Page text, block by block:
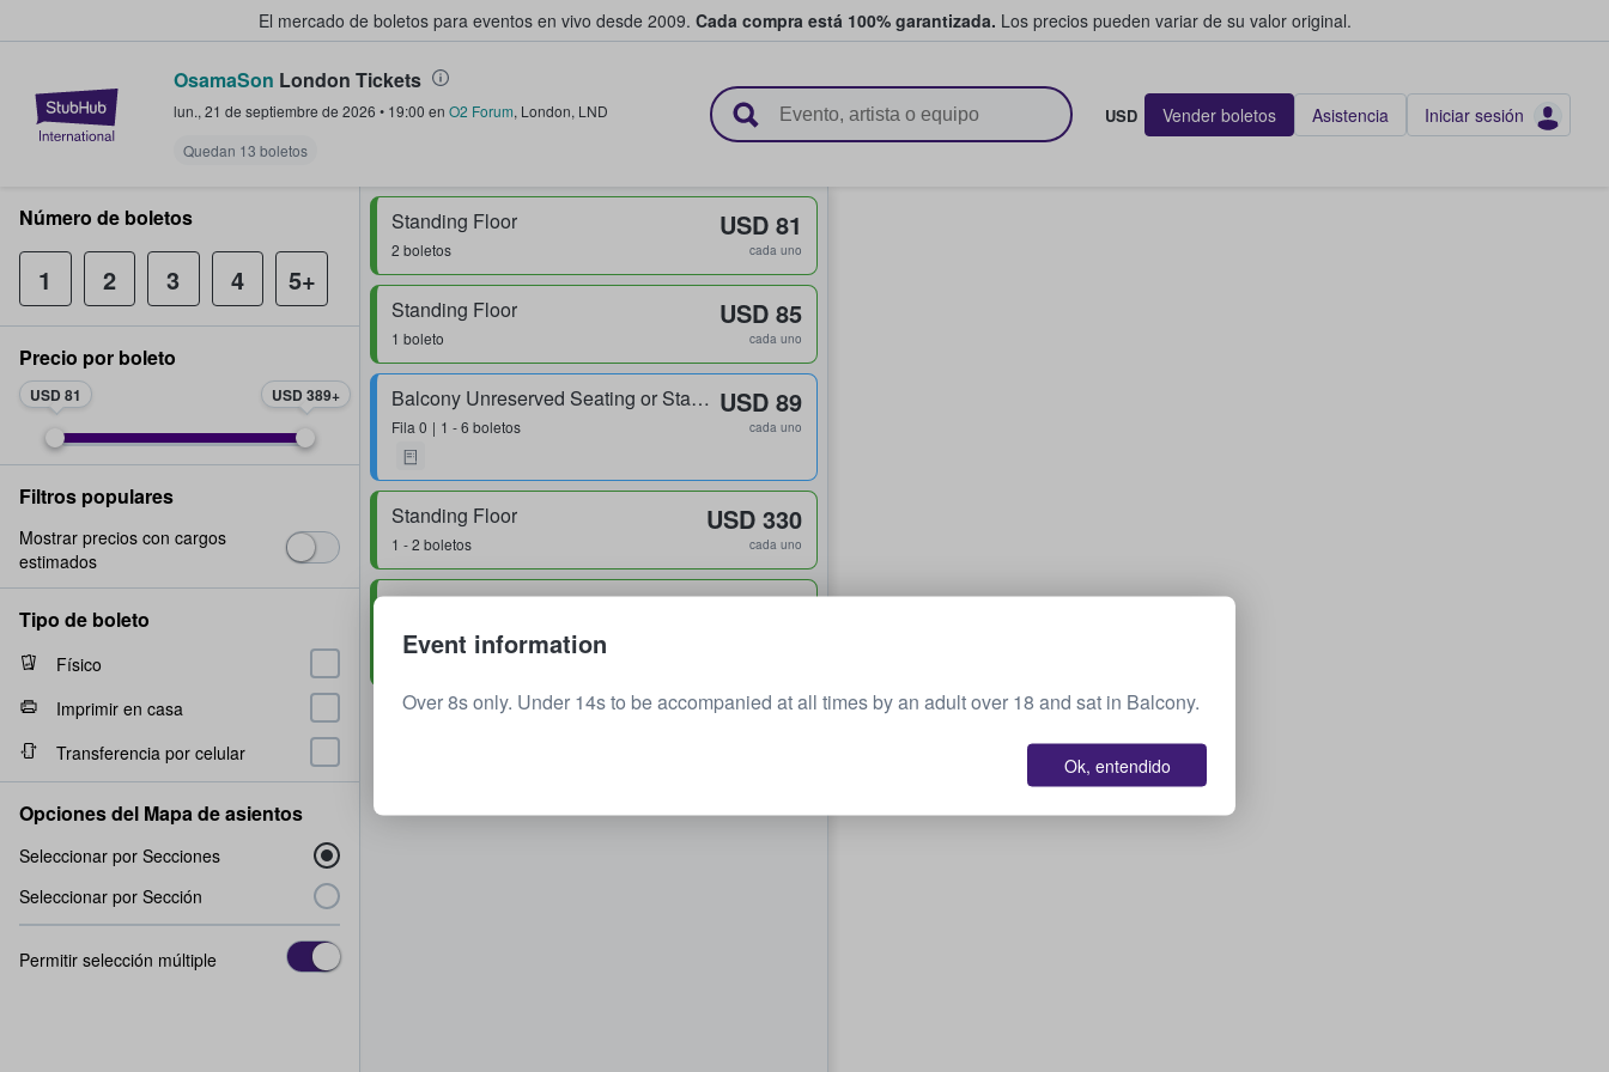
El mercado de boletos para eventos en vivo desde 2009. Cada compra está 100% garantizada. Los precios pueden variar de su valor original.
StubHub: donde los fans compran y venden boletos
OsamaSon London Tickets
lun., 21 de septiembre de 2026 • 19:00 en O2 Forum, London, LND
Quedan 13 boletos
USD Vender boletos Asistencia Iniciar sesión
Standing Floor
2 boletos
USD 81
cada uno
Standing Floor
1 boleto
USD 85
cada uno
Balcony Unreserved Seating or Standing
Fila 0 1 - 6 boletos
USD 89
cada uno
Standing Floor
1 - 2 boletos
USD 330
cada uno
Standing Floor
1 - 2 boletos
USD 404
Número de boletos
1 2 3 4 5+
Precio por boleto
USD 81 USD 389
Filtros populares
Mostrar precios con cargos
estimados
Tipo de boleto
Físico
Imprimir en casa
Transferencia por celular
Opciones del Mapa de asientos
Seleccionar por Secciones
Seleccionar por Sección
Permitir selección múltiple
Event information
Over 8s only. Under 14s to be accompanied at all times by an adult over 18 and sat in Balcony.
Ok, entendido